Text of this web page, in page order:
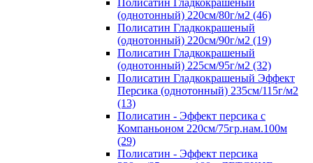
Полисатин Гладкокрашеный
(однотонный) 220см/80г/м2 (46)
Полисатин Гладкокрашеный
(однотонный) 220см/90г/м2 (19)
Полисатин Гладкокрашеный
(однотонный) 225см/95г/м2 (32)
Полисатин Гладкокрашеный Эффект
Персика (однотонный) 235см/115г/м2
(13)
Полисатин - Эффект персика с
Компаньоном 220см/75гр.нам.100м
(29)
Полисатин - Эффект персика